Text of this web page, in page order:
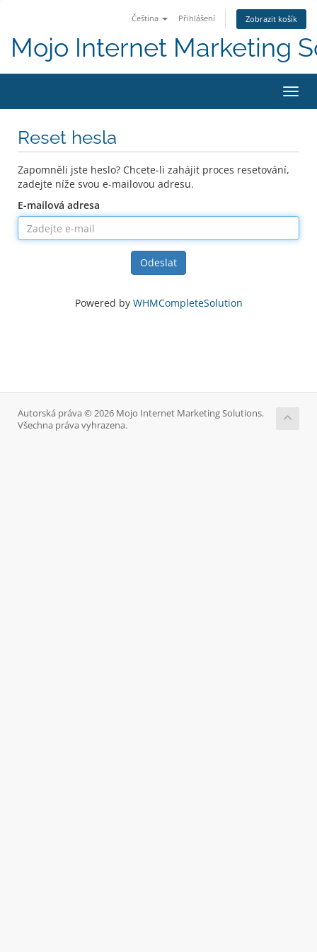
Čeština Přihlášení Zobrazit košík
Mojo Internet Marketing
Reset hesla
Zapomněli jste heslo? Chcete-li zahájit proces resetování,
zadejte níže svou e-mailovou adresu.
E-mailová adresa
Odeslat
Powered by WHMCompleteSolution
Autorská práva © 2026 Mojo Internet Marketing Solutions.
Všechna práva vyhrazena.